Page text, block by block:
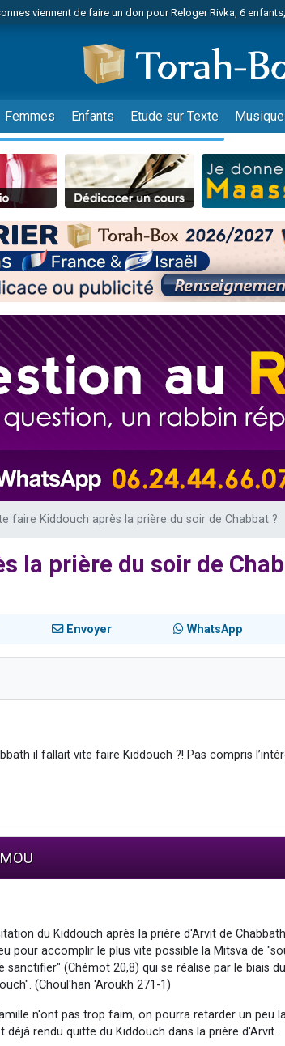
viennent de faire un don pour Reloger Rivka, 6
viennent de demander une bénédiction
viennent de nous rejoindre sur WhatsApp
49 places pour étudier en groupe sur Zoom
viennent de faire un don pour Diane, 80 ans, dans
donner son Maasser
viennent de nous rejoindre sur WhatsApp
viennent de nous rejoindre sur WhatsApp
viennent de faire un don pour 5 jours de vacances aux
de donner son Maasser
viennent de nous rejoindre sur WhatsApp
viennent de demander une bénédiction
musiques dans Torah-Box Music
viennent de faire un don pour Sauvez la jambe de
49 places pour étudier en groupe sur Zoom
viennent de nous rejoindre sur WhatsApp
musiques dans Torah-Box Music
viennent de nous rejoindre sur WhatsApp
Femmes Enfants Etude sur Texte Musique
faire Kiddouch après la prière du soir de Chabbat ?
la prière du soir de
Envoyer WhatsApp
il fallait vite faire Kiddouch ?! Pas compris
du Kiddouch après la prière d'Arvit de
pour accomplir le plus vite possible la Mitsva de
sanctifier" (Chémot 20,8) qui se réalise par le biais
(Choul'han 'Aroukh 271-1)
n'ont pas trop faim, on pourra retarder un peu
rendu quitte du Kiddouch dans la prière d'Arvit.